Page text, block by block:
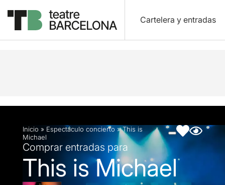
Cartelera y entradas
Descripción Ficha artística Fotos y vídeos
Inicio » Espectáculo concierto »This is
Michael
Comprar entradas para
This is Michael